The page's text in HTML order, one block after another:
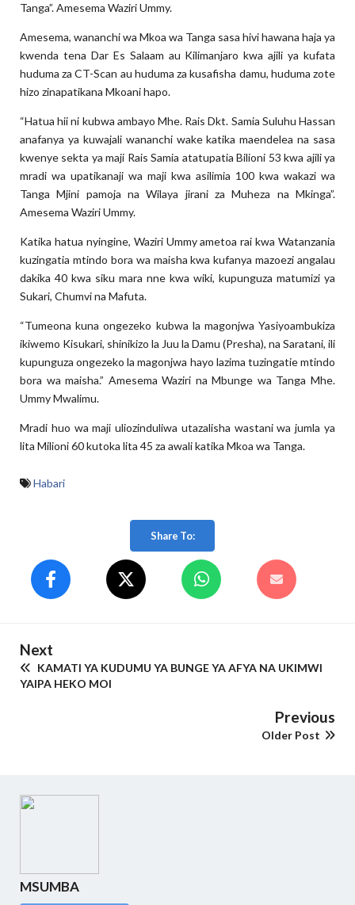
Tanga”. Amesema Waziri Ummy.
Amesema, wananchi wa Mkoa wa Tanga sasa hivi hawana haja ya
kwenda tena Dar Es Salaam au Kilimanjaro kwa ajili ya kufata
huduma za CT-Scan au huduma za kusafisha damu, huduma zote
hizo zinapatikana Mkoani hapo.
“Hatua hii ni kubwa ambayo Mhe. Rais Dkt. Samia Suluhu Hassan
anafanya ya kuwajali wananchi wake katika maendelea na sasa
kwenye sekta ya maji Rais Samia atatupatia Bilioni 53 kwa ajili ya
mradi wa upatikanaji wa maji kwa asilimia 100 kwa wakazi wa
Tanga Mjini pamoja na Wilaya jirani za Muheza na Mkinga”.
Amesema Waziri Ummy.
Katika hatua nyingine, Waziri Ummy ametoa rai kwa Watanzania
kuzingatia mtindo bora wa maisha kwa kufanya mazoezi angalau
dakika 40 kwa siku mara nne kwa wiki, kupunguza matumizi ya
Sukari, Chumvi na Mafuta.
“Tumeona kuna ongezeko kubwa la magonjwa Yasiyoambukiza
ikiwemo Kisukari, shinikizo la Juu la Damu (Presha), na Saratani, ili
kupunguza ongezeko la magonjwa hayo lazima tuzingatie mtindo
bora wa maisha.” Amesema Waziri na Mbunge wa Tanga Mhe.
Ummy Mwalimu.
Mradi huo wa maji uliozinduliwa utazalisha wastani wa jumla ya
lita Milioni 60 kutoka lita 45 za awali katika Mkoa wa Tanga.
Habari
Share To:
Next
KAMATI YA KUDUMU YA BUNGE YA AFYA NA UKIMWI
YAIPA HEKO MOI
Previous
Older Post
MSUMBA